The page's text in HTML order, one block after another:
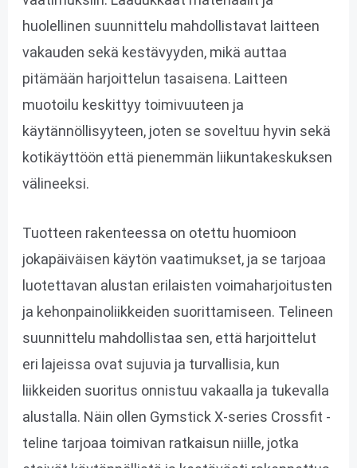
huolellinen suunnittelu mahdollistavat laitteen
vakauden sekä kestävyyden, mikä auttaa
pitämään harjoittelun tasaisena. Laitteen
muotoilu keskittyy toimivuuteen ja
käytännöllisyyteen, joten se soveltuu hyvin sekä
kotikäyttöön että pienemmän liikuntakeskuksen
välineeksi.
Tuotteen rakenteessa on otettu huomioon
jokapäiväisen käytön vaatimukset, ja se tarjoaa
luotettavan alustan erilaisten voimaharjoitusten
ja kehonpainoliikkeiden suorittamiseen. Telineen
suunnittelu mahdollistaa sen, että harjoittelut
eri lajeissa ovat sujuvia ja turvallisia, kun
liikkeiden suoritus onnistuu vakaalla ja tukevalla
alustalla. Näin ollen Gymstick X-series Crossfit -
teline tarjoaa toimivan ratkaisun niille, jotka